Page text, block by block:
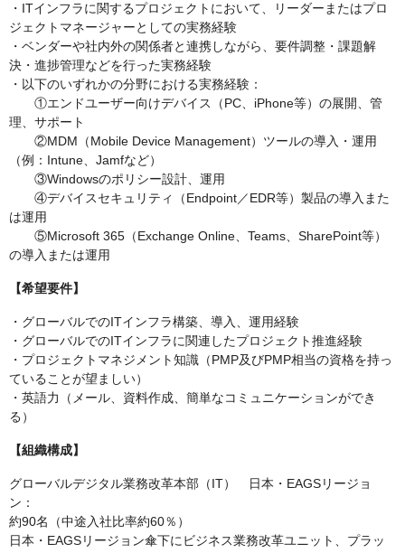
・ITインフラに関するプロジェクトにおいて、リーダーまたはプロ
ジェクトマネージャーとしての実務経験
・ベンダーや社内外の関係者と連携しながら、要件調整・課題解
決・進捗管理などを行った実務経験
・以下のいずれかの分野における実務経験：
①エンドユーザー向けデバイス（PC、iPhone等）の展開、管
理、サポート
②MDM（Mobile Device Management）ツールの導入・運用
（例：Intune、Jamfなど）
③Windowsのポリシー設計、運用
④デバイスセキュリティ（Endpoint／EDR等）製品の導入また
は運用
⑤Microsoft 365（Exchange Online、Teams、SharePoint等）
の導入または運用
【希望要件】
・グローバルでのITインフラ構築、導入、運用経験
・グローバルでのITインフラに関連したプロジェクト推進経験
・プロジェクトマネジメント知識（PMP及びPMP相当の資格を持っ
ていることが望ましい）
・英語力（メール、資料作成、簡単なコミュニケーションができ
る）
【組織構成】
グローバルデジタル業務改革本部（IT） 日本・EAGSリージョ
ン：
約90名（中途入社比率約60％）
日本・EAGSリージョン傘下にビジネス業務改革ユニット、プラッ